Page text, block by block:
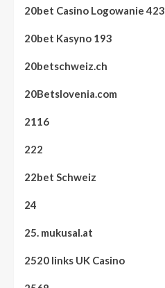
20bet Casino Logowanie 423
20bet Kasyno 193
20betschweiz.ch
20Betslovenia.com
2116
222
22bet Schweiz
24
25. mukusal.at
2520 links UK Casino